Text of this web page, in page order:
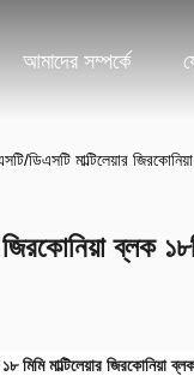
আমাদের সম্পর্কে
ডিএসটি মাল্টিলেয়ার
জিরকোনিয়া ব্লক
১৮ মিমি মাল্টিলেয়ার জিরকোনিয়া ব্লক